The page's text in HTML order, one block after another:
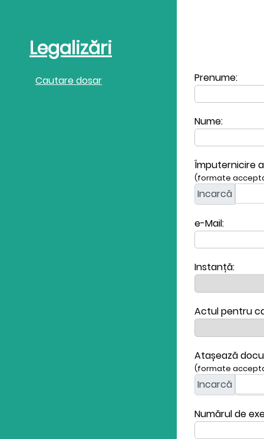
Legalizări
Cautare dosar Prenume:
Nume:
Împuternicire
(formate
Incarcă
e-Mail:
Instanță:
Actul pentru
Atașează
(formate
Incarcă
Numărul de